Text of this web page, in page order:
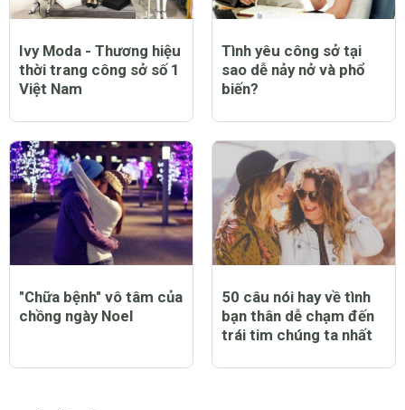
Ivy Moda - Thương hiệu
thời trang công sở số 1
Việt Nam
Tình yêu công sở tại
sao dễ nảy nở và phổ
biến?
"Chữa bệnh" vô tâm của
chồng ngày Noel
50 câu nói hay về tình
bạn thân dễ chạm đến
trái tim chúng ta nhất